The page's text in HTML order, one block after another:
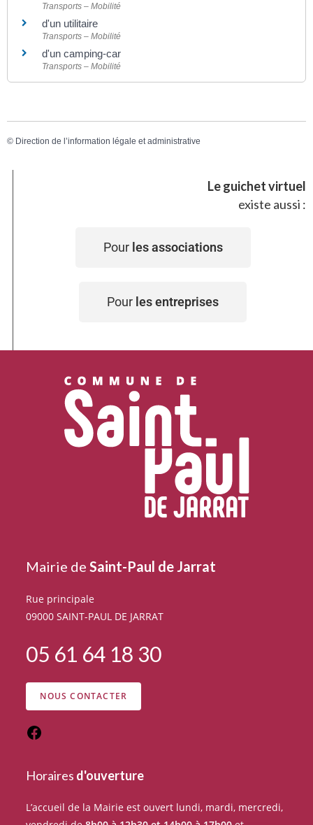
Transports – Mobilité
d'un utilitaire
Transports – Mobilité
d'un camping-car
Transports – Mobilité
© Direction de l’information légale et administrative
Le guichet virtuel
existe aussi :
Pour les associations
Pour les entreprises
Mairie deSaint-Paul de Jarrat
Rue principale
09000 SAINT-PAUL DE JARRAT
05 61 64 18 30
NOUS CONTACTER
Horaires d'ouverture
L’accueil de la Mairie est ouvert lundi, mardi, mercredi,